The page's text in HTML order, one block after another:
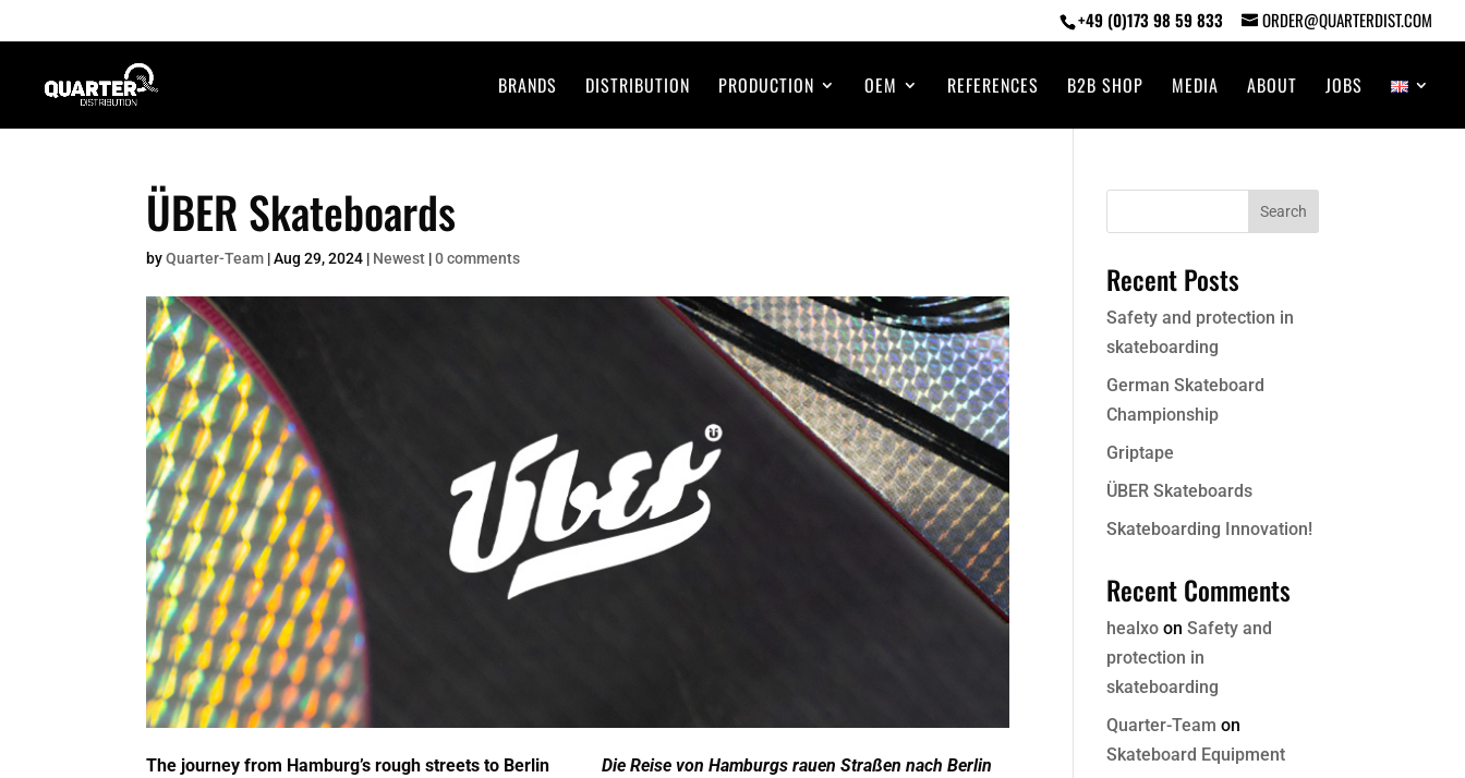
+49 (0)173 98 59 833 ORDER@QUARTERDIST.COM
BRANDS DISTRIBUTION PRODUCTION OEM REFERENCES B2B SHOP MEDIA ABOUT JOBS
ÜBER Skateboards
byQuarter-Team |Aug 29, 2024 | Newest |0 comments
The journey from Hamburg’s rough streets to Berlin Die Reise von Hamburgs rauen Straßen nach Berlin
Recent Posts
Safety and protection in
skateboarding
German Skateboard
Championship
Griptape
ÜBER Skateboards
Skateboarding Innovation!
Recent Comments
healxo onSafety and
protection in
skateboarding
Quarter-Team on
Skateboard Equipment